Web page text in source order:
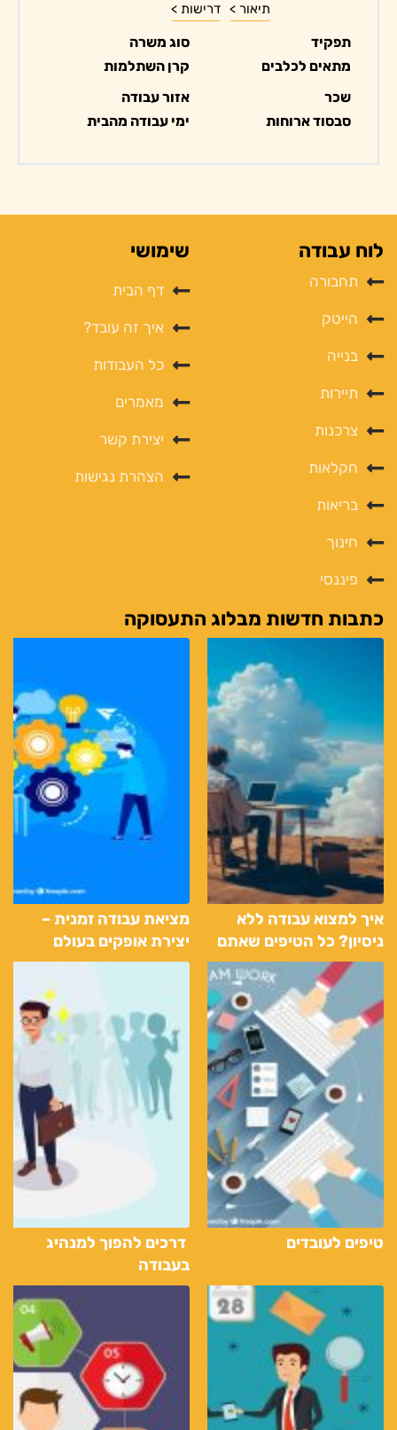
תיאור > דרישות >
תפקיד
מתאים לכלבים
סוג משרה
קרן השתלמות
שכר
סבסוד ארוחות
אזור עבודה
ימי עבודה מהבית
כתבות חדשות מבלוג התעסוקה
איך למצוא עבודה ללא
ניסיון? כל הטיפים שאתם
צריכים לדעת
מציאת עבודה זמנית –
יצירת אופקים בעולם
ההשקעה הזמנית
טיפים לעובדים
דרכים להפוך למנהיג
בעבודה
שימושי
דף הבית
איך זה עובד?
כל העבודות
מאמרים
יצירת קשר
הצהרת נגישות
לוח עבודה
תחבורה
הייטק
בנייה
תיירות
צרכנות
חקלאות
בריאות
חינוך
פיננסי